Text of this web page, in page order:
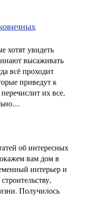
хотят увидеть
высаживать
всё проходит
приведут к
их все,
об интересных
вам дом в
интерьер и
Получилось